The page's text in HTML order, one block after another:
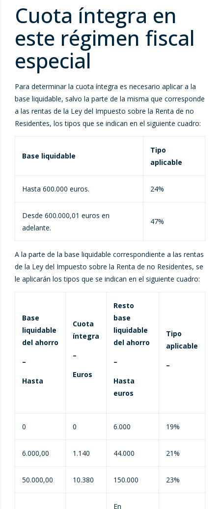
Cuota íntegra en
este régimen fiscal
especial
Para determinar la cuota íntegra es necesario aplicar a la
base liquidable, salvo la parte de la misma que corresponde
a las rentas de la Ley del Impuesto sobre la Renta de no
Residentes, los tipos que se indican en el siguiente cuadro:
Base liquidable
Tipo
aplicable
Hasta 600.000 euros. 24%
Desde 600.000,01 euros en
adelante.
47%
A la parte de la base liquidable correspondiente a las rentas
de la Ley del Impuesto sobre la Renta de no Residentes, se
le aplicarán los tipos que se indican en el siguiente cuadro:
Base
liquidable
del ahorro
–
Hasta
Cuota
íntegra
–
Euros
Resto
base
liquidable
del ahorro
–
Hasta
euros
Tipo
aplicable
–
0 0 6.000 19%
6.000,00 1.140 44.000 21%
50.000,00 10.380 150.000 23%
En